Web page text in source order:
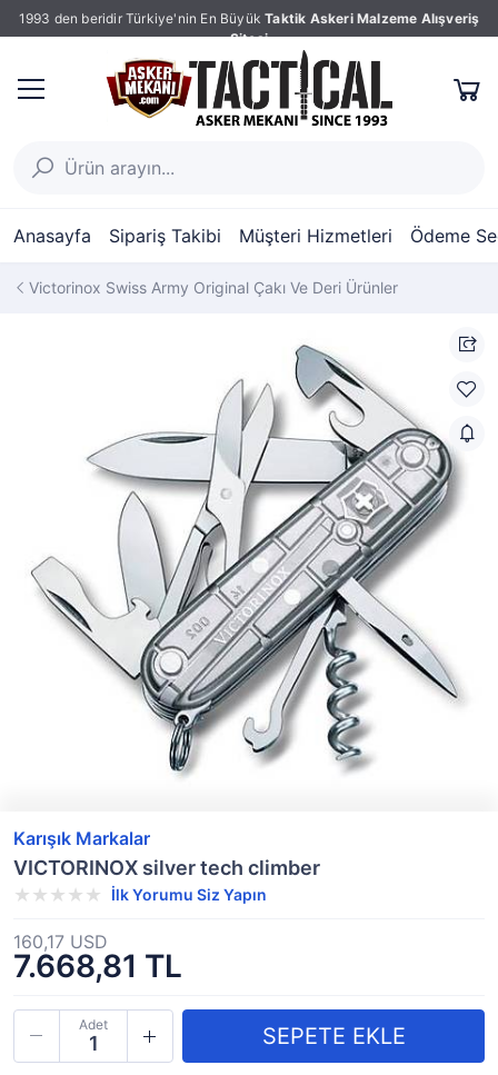
1993 den beridir Türkiye'nin En Büyük Taktik Askeri Malzeme Alışveriş
Sitesi
Anasayfa Sipariş Takibi Müşteri Hizmetleri Ödeme
Victorinox Swiss Army Original Çakı Ve Deri Ürünler
Karışık Markalar
VICTORINOX silver tech climber
İlk Yorumu Siz Yapın
7.668,81 TL
160,17 USD
Adet